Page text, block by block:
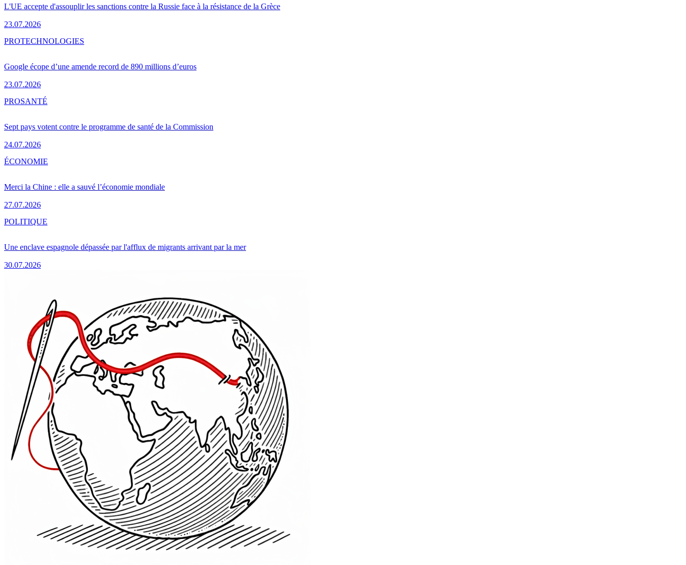
L'UE accepte d'assouplir les sanctions contre la Russie face à la résistance de la Grèce
23.07.2026
Google écope d’une amende record de 890 millions d’euros
23.07.2026
PROTECHNOLOGIES
Sept pays votent contre le programme de santé de la Commission
24.07.2026
PROSANTÉ
Merci la Chine : elle a sauvé l’économie mondiale
27.07.2026
ÉCONOMIE
Une enclave espagnole dépassée par l'afflux de migrants arrivant par la mer
30.07.2026
POLITIQUE